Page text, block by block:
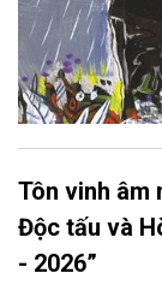
Tôn vinh âm
Độc tấu và
- 2026”